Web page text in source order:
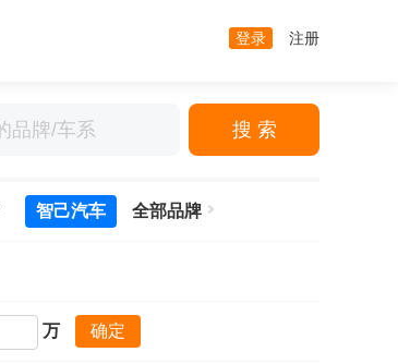
登录 注册
搜 索
智己汽车 全部品牌
万 确定